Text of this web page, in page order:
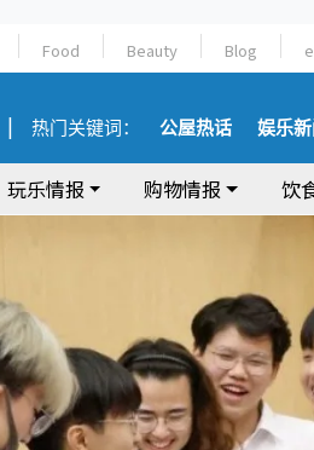
Food Beauty Blog
热门关键词： 公屋热话 娱乐新
玩乐情报 购物情报 饮